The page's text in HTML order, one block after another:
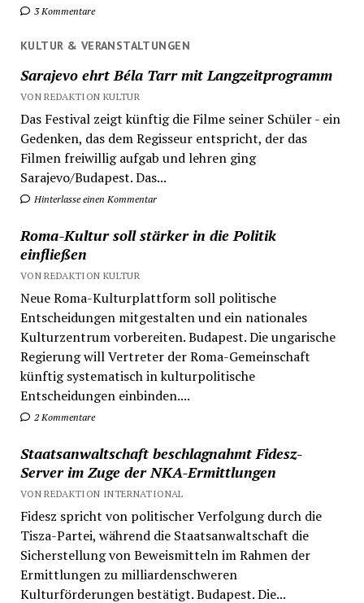
3 Kommentare
KULTUR & VERANSTALTUNGEN
Sarajevo ehrt Béla Tarr mit Langzeitprogramm
VON REDAKTION KULTUR
Das Festival zeigt künftig die Filme seiner Schüler - ein
Gedenken, das dem Regisseur entspricht, der das
Filmen freiwillig aufgab und lehren ging
Sarajevo/Budapest. Das...
Hinterlasse einen Kommentar
Roma-Kultur soll stärker in die Politik
einfließen
VON REDAKTION KULTUR
Neue Roma-Kulturplattform soll politische
Entscheidungen mitgestalten und ein nationales
Kulturzentrum vorbereiten. Budapest. Die ungarische
Regierung will Vertreter der Roma-Gemeinschaft
künftig systematisch in kulturpolitische
Entscheidungen einbinden....
2 Kommentare
Staatsanwaltschaft beschlagnahmt Fidesz-
Server im Zuge der NKA-Ermittlungen
VON REDAKTION INTERNATIONAL
Fidesz spricht von politischer Verfolgung durch die
Tisza-Partei, während die Staatsanwaltschaft die
Sicherstellung von Beweismitteln im Rahmen der
Ermittlungen zu milliardenschweren
Kulturförderungen bestätigt. Budapest. Die...